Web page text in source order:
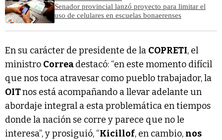
Senador provincial lanzó proyecto para limitar el
uso de celulares en escuelas bonaerenses
En su carácter de presidente de la COPRETI, el
ministro Correadestacó: “en este momento difícil
que nos toca atravesar como pueblo trabajador, la
OITnos está acompañando a llevar adelante un
abordaje integral a esta problemática en tiempos
donde la nación se corre y parece que no le
interesa”, y prosiguió, “Kicillof, en cambio, nos